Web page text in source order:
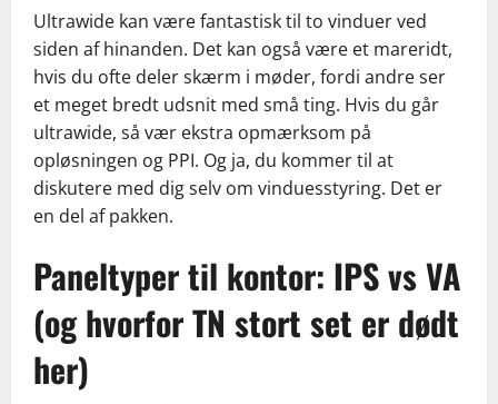
Ultrawide kan være fantastisk til to vinduer ved
siden af hinanden. Det kan også være et mareridt,
hvis du ofte deler skærm i møder, fordi andre ser
et meget bredt udsnit med små ting. Hvis du går
ultrawide, så vær ekstra opmærksom på
opløsningen og PPI. Og ja, du kommer til at
diskutere med dig selv om vinduesstyring. Det er
en del af pakken.
Paneltyper til kontor: IPS vs VA
(og hvorfor TN stort set er dødt
her)